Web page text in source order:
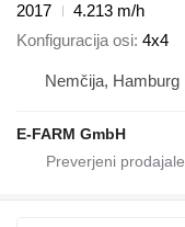
2017
4.213 m/h
Konfiguracija osi 4x4
Nemčija, Hamburg
E-FARM GmbH